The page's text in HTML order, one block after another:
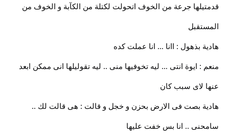
قدمتيلها جرعة من الخوف اتحولت لكتلة من الكآبة و الخوف من
المستقبل
هادية بذهول : اانا … انا عملت كده
منعم : ايوة انتى … ليه تخوفيها منى .. ليه تقوليلها انى ممكن ابعد
عنها لاى سبب كان
هادية بصت فى الارض بحزن و خجل و قالت : هى قالت لك ..
سامحنى .. انا بس خفت عليها